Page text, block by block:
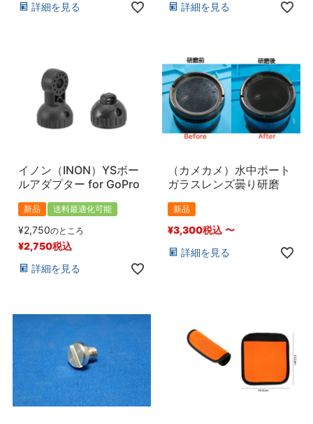
詳細を見る
詳細を見る
イノン（INON）YSボー
ルアダプター for GoPro
新品 送料最適化可能
¥2,750のところ
¥2,750税込
詳細を見る
（カメカメ）水中ポート
ガラスレンズ曇り研磨
新品
¥3,300税込 〜
詳細を見る